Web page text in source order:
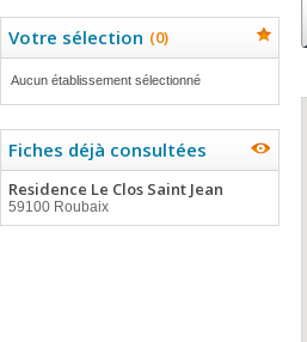
Votre sélection (0)
Aucun établissement sélectionné
Fiches déjà consultées
Residence Le Clos Saint Jean
59100 Roubaix